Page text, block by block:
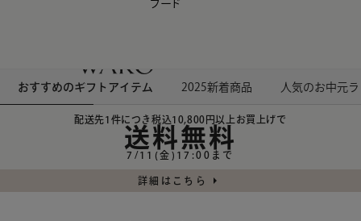
【会員様限定】夏のプレゼントキャンペーン開催中
フード
おすすめのギフトアイテム 2025新着商品 人気のお中元
配送先1件につき税込10,800円以上お買上げで
送料無料
7/11(金)17:00まで
詳細はこちら